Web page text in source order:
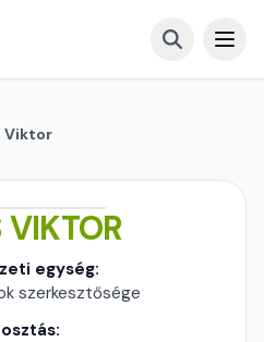
Viktor
VIKTOR
egység:
szerkesztősége